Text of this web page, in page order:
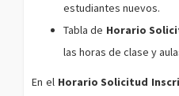
estudiantes nuevos.
Tabla de Horario
las horas de clase y
En el Horario Solicitud